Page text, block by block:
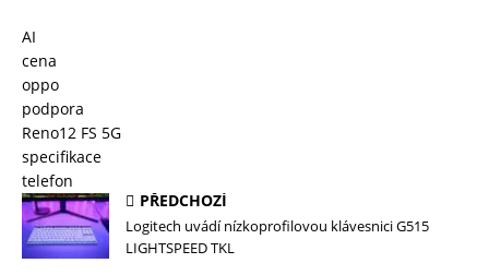
AI
cena
oppo
podpora
Reno12 FS 5G
specifikace
telefon
PŘEDCHOZÍ
Logitech uvádí nízkoprofilovou klávesnici G515
LIGHTSPEED TKL